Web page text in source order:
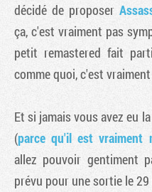
décidé de proposer
ça, c'est vraiment pas
petit remastered fait
comme quoi, c'est
Et si jamais vous avez eu
(parce qu'il est vraiment
allez pouvoir gentiment
prévu pour une sortie le